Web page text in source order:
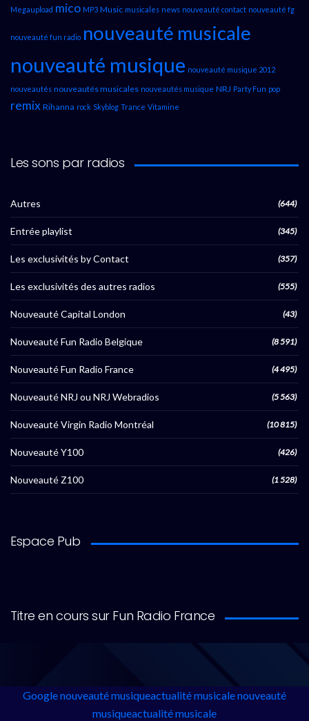
Megaupload mico MP3 Music musicales news nouveauté contact nouveauté fg
nouveauté fun radio nouveauté musicale
nouveauté musique nouveauté musique 2012
nouveautés nouveautés musicales nouveautés musique NRJ Party Fun pop
remix Rihanna rock Skyblog Trance Vitamine
Les sons par radios
Autres (644)
Entrée playlist (345)
Les exclusivités by Contact (357)
Les exclusivités des autres radios (555)
Nouveauté Capital London (43)
Nouveauté Fun Radio Belgique (8 591)
Nouveauté Fun Radio France (4 495)
Nouveauté NRJ ou NRJ Webradios (5 563)
Nouveauté Virgin Radio Montréal (10 815)
Nouveauté Y100 (426)
Nouveauté Z100 (1 528)
Espace Pub
Titre en cours sur Fun Radio France
Googlenouveauté musiqueactualité musicalenouveauté
musiqueactualité musicale